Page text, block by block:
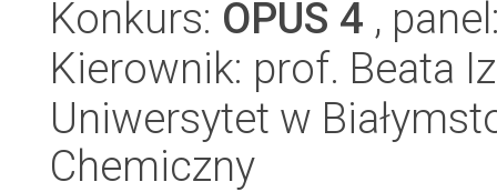
Konkurs: OPUS 4 ,
Kierownik: prof. Beata
Uniwersytet w
Chemiczny